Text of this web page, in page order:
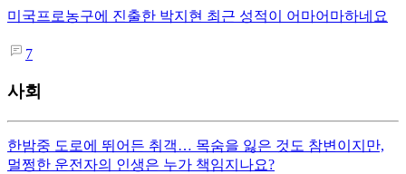
미국프로농구에 진출한 박지현 최근 성적이 어마어마하네요
7
사회
한밤중 도로에 뛰어든 취객… 목숨을 잃은 것도 참변이지만,
멀쩡한 운전자의 인생은 누가 책임지나요?